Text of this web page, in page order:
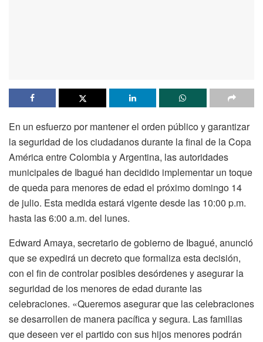
En un esfuerzo por mantener el orden público y garantizar
la seguridad de los ciudadanos durante la final de la Copa
América entre Colombia y Argentina, las autoridades
municipales de Ibagué han decidido implementar un toque
de queda para menores de edad el próximo domingo 14
de julio. Esta medida estará vigente desde las 10:00 p.m.
hasta las 6:00 a.m. del lunes.
Edward Amaya, secretario de gobierno de Ibagué, anunció
que se expedirá un decreto que formaliza esta decisión,
con el fin de controlar posibles desórdenes y asegurar la
seguridad de los menores de edad durante las
celebraciones. «Queremos asegurar que las celebraciones
se desarrollen de manera pacífica y segura. Las familias
que deseen ver el partido con sus hijos menores podrán